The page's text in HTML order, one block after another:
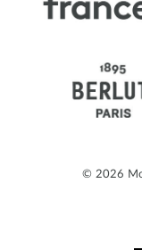
© 2026